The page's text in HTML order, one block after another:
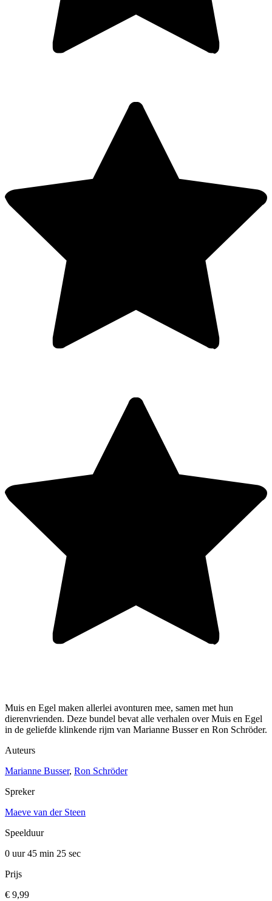
Muis en Egel maken allerlei avonturen mee, samen met hun
dierenvrienden. Deze bundel bevat alle verhalen over Muis en Egel
in de geliefde klinkende rijm van Marianne Busser en Ron Schröder.
Auteurs
Marianne Busser, Ron Schröder
Spreker
Maeve van der Steen
Speelduur
0 uur 45 min 25 sec
Prijs
€ 9,99